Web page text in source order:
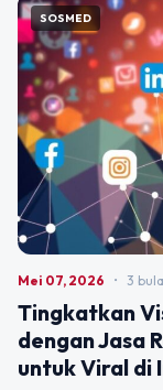
SOSMED
Mei 07, 2026 • 3
Tingkatkan
dengan Jasa
untuk Viral di